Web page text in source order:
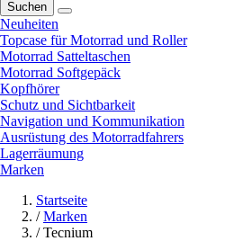
Suchen
Neuheiten
Topcase für Motorrad und Roller
Motorrad Satteltaschen
Motorrad Softgepäck
Kopfhörer
Schutz und Sichtbarkeit
Navigation und Kommunikation
Ausrüstung des Motorradfahrers
Lagerräumung
Marken
Startseite
/ Marken
/ Tecnium